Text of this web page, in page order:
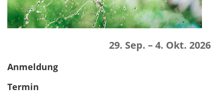
29. Sep. – 4. Okt. 2026
Anmeldung
Termin